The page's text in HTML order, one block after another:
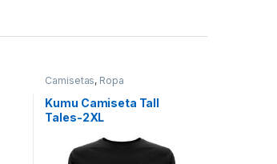
Camisetas, Ropa
Kumu Camiseta Tall
Tales-2XL